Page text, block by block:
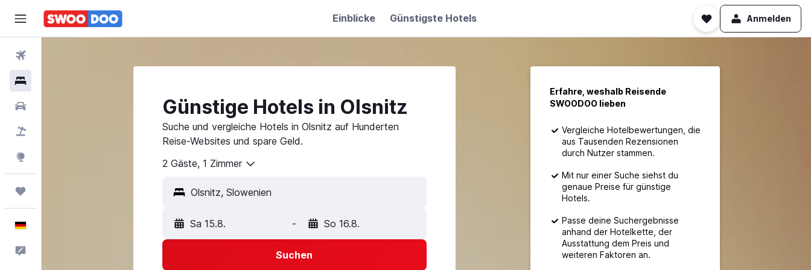
Einblicke Günstigste Hotels Anmelden
Günstige Hotels in Olsnitz
Suche und vergleiche Hotels in Olsnitz auf Hunderten
Reise-Websites und spare Geld.
2 Gäste, 1 Zimmer
Olsnitz, Slowenien
Sa 15.8. - So 16.8.
Suchen
Erfahre, weshalb Reisende
SWOODOO lieben
Vergleiche Hotelbewertungen, die
aus Tausenden Rezensionen
durch Nutzer stammen.
Mit nur einer Suche siehst du
genaue Preise für günstige
Hotels.
Passe deine Suchergebnisse
anhand der Hotelkette, der
Ausstattung dem Preis und
weiteren Faktoren an.